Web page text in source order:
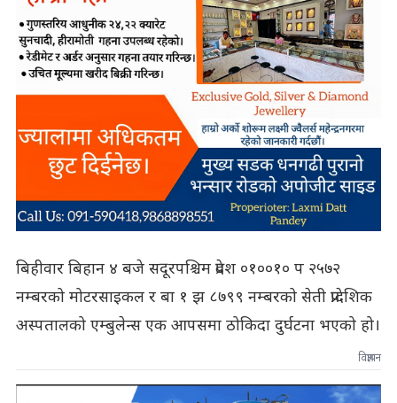
बिहीवार बिहान ४ बजे सदूरपश्चिम प्रदेश ०१००१० प २५७२
नम्बरको मोटरसाइकल र बा १ झ ८७९९ नम्बरको सेती प्रादेशिक
अस्पतालको एम्बुलेन्स एक आपसमा ठोकिदा दुर्घटना भएको हो।
विज्ञापन